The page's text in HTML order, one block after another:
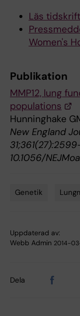
Läs
Women's
Publikation
MMP12, lung
populations
Hunninghake
New England
10.1056/
Genetik
Uppdaterad av:
Webb Admin 2014-
Dela